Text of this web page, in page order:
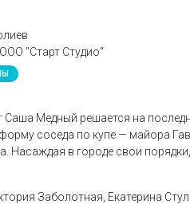
"Старт Студио"
Медный решается на
соседа по купе — майора
Насаждая в городе свои
Заболотная, Екатерина